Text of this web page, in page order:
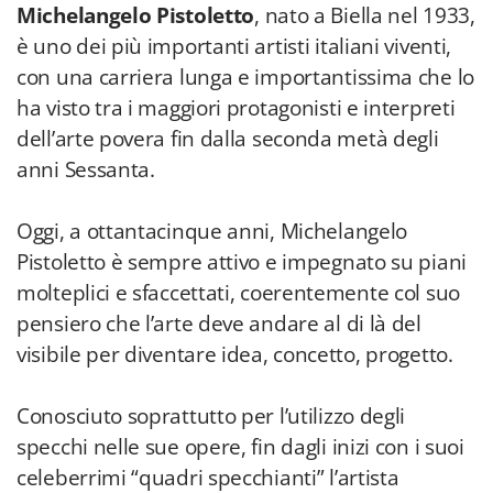
Michelangelo Pistoletto, nato a Biella nel 1933,
è uno dei più importanti artisti italiani viventi,
con una carriera lunga e importantissima che lo
ha visto tra i maggiori protagonisti e interpreti
dell’arte povera fin dalla seconda metà degli
anni Sessanta.
Oggi, a ottantacinque anni, Michelangelo
Pistoletto è sempre attivo e impegnato su piani
molteplici e sfaccettati, coerentemente col suo
pensiero che l’arte deve andare al di là del
visibile per diventare idea, concetto, progetto.
Conosciuto soprattutto per l’utilizzo degli
specchi nelle sue opere, fin dagli inizi con i suoi
celeberrimi “quadri specchianti” l’artista